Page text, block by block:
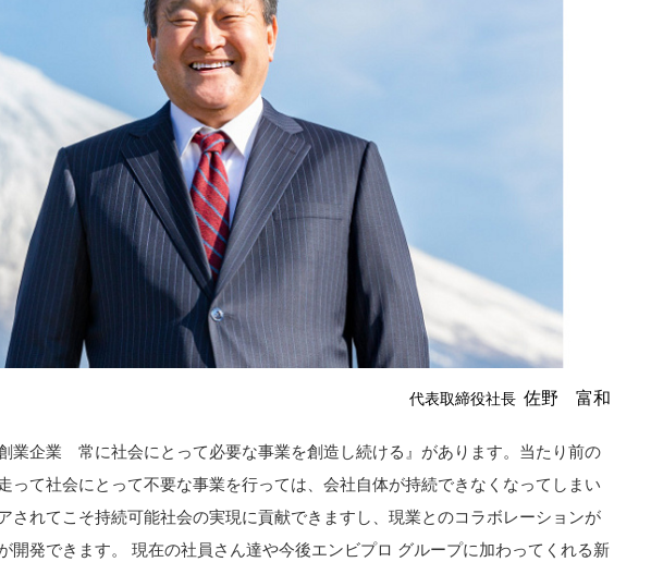
代表取締役社長 佐野 富和
業企業 常に社会にとって必要な事業を創造し続ける』があります。当たり前の
って社会にとって不要な事業を行っては、会社自体が持続できなくなってしまい
されてこそ持続可能社会の実現に貢献できますし、現業とのコラボレーションが
開発できます。 現在の社員さん達や今後エンビプロ グループに加わってくれる新